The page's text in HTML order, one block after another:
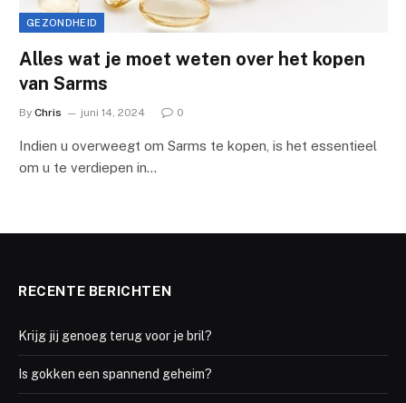
GEZONDHEID
Alles wat je moet weten over het kopen
van Sarms
By Chris juni 14, 2024 0
Indien u overweegt om Sarms te kopen, is het essentieel
om u te verdiepen in…
RECENTE BERICHTEN
Krijg jij genoeg terug voor je bril?
Is gokken een spannend geheim?